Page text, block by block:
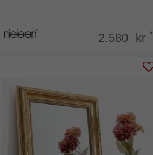
2.580 kr *